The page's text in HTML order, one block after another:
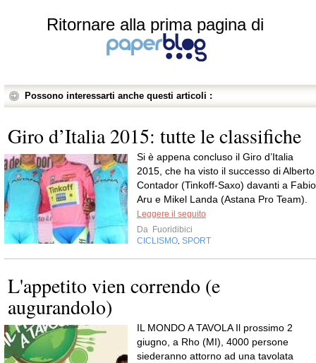
Ritornare alla prima pagina di
Possono interessarti anche questi articoli :
Giro d’Italia 2015: tutte le classifiche
Si è appena concluso il Giro d’Italia
2015, che ha visto il successo di Alberto
Contador (Tinkoff-Saxo) davanti a Fabio
Aru e Mikel Landa (Astana Pro Team).
Leggere il seguito
Da Fuoridibici
CICLISMO SPORT
L'appetito vien correndo (e
augurandolo)
IL MONDO A TAVOLA Il prossimo 2
giugno, a Rho (MI), 4000 persone
siederanno attorno ad una tavolata